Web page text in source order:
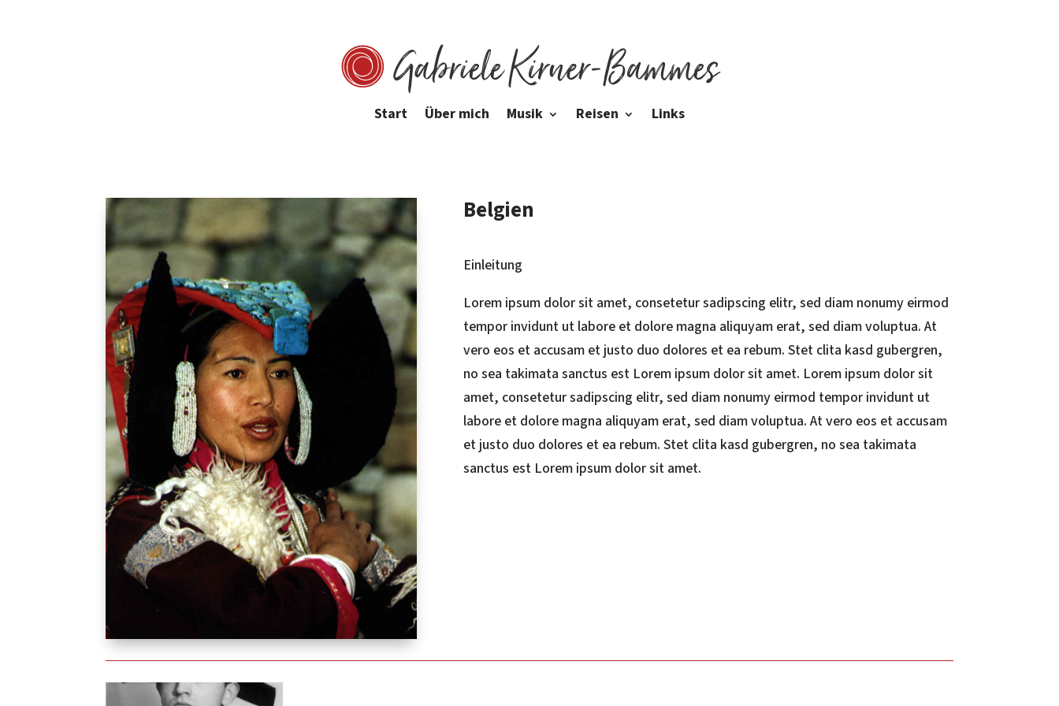
Start Über mich Musik Reisen Links
Belgien
Einleitung
Lorem ipsum dolor sit amet, consetetur sadipscing elitr, sed diam nonumy eirmod
tempor invidunt ut labore et dolore magna aliquyam erat, sed diam voluptua. At
vero eos et accusam et justo duo dolores et ea rebum. Stet clita kasd gubergren,
no sea takimata sanctus est Lorem ipsum dolor sit amet. Lorem ipsum dolor sit
amet, consetetur sadipscing elitr, sed diam nonumy eirmod tempor invidunt ut
labore et dolore magna aliquyam erat, sed diam voluptua. At vero eos et accusam
et justo duo dolores et ea rebum. Stet clita kasd gubergren, no sea takimata
sanctus est Lorem ipsum dolor sit amet.